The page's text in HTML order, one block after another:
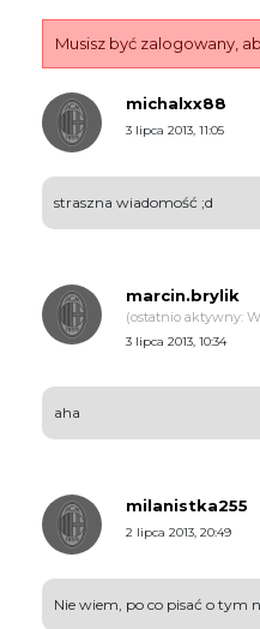
Musisz być zalogowany,
michalxx88
3 lipca 2013, 11:05
straszna wiadomość ;d
marcin.brylik
(ostatnio aktywny:
3 lipca 2013, 10:34
aha
milanistka255
2 lipca 2013, 20:49
Nie wiem, po co pisać o tym